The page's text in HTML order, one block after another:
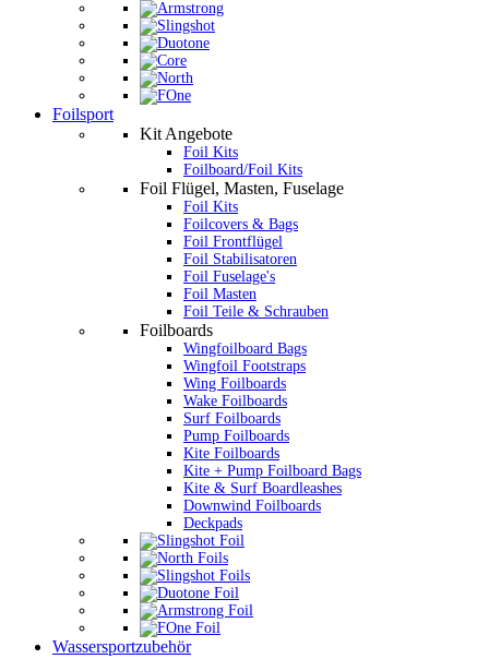
Foilsport
Kit Angebote
Foil Kits
Foilboard/Foil Kits
Foil Flügel, Masten, Fuselage
Foil Kits
Foilcovers & Bags
Foil Frontflügel
Foil Stabilisatoren
Foil Fuselage's
Foil Masten
Foil Teile & Schrauben
Foilboards
Wingfoilboard Bags
Wingfoil Footstraps
Wing Foilboards
Wake Foilboards
Surf Foilboards
Pump Foilboards
Kite Foilboards
Kite + Pump Foilboard Bags
Kite & Surf Boardleashes
Downwind Foilboards
Deckpads
Wassersportzubehör